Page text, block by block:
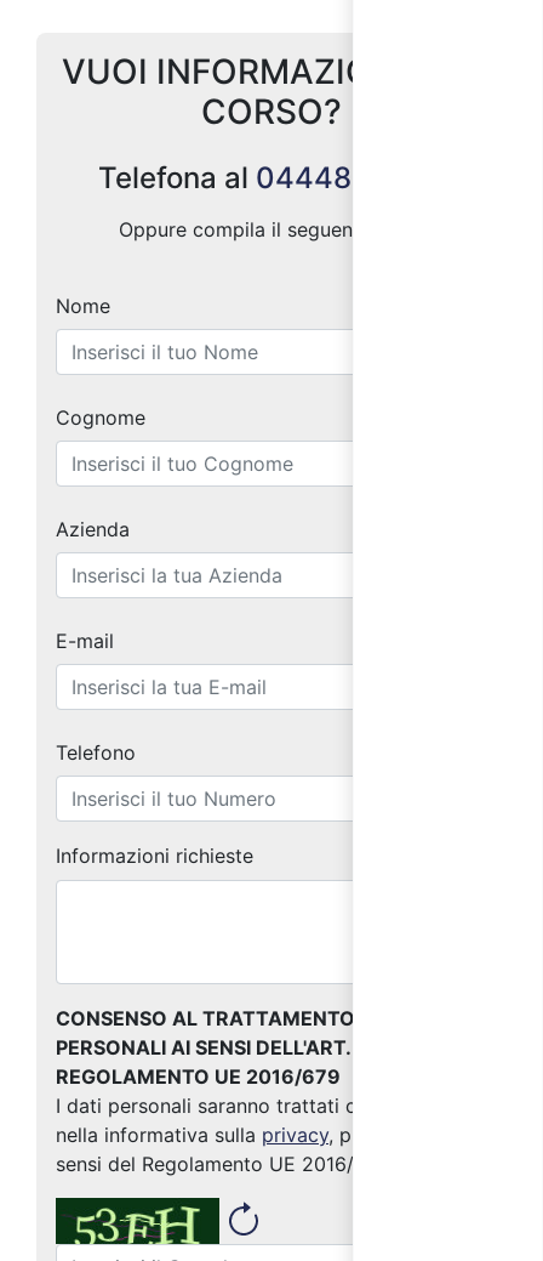
VUOI INFORMAZIONI SUL
CORSO?
Telefona al 0444887004
Oppure compila il seguente form:
Nome
Cognome
Azienda
E-mail
Telefono
Informazioni richieste
CONSENSO AL TRATTAMENTO DEI DATI
PERSONALI AI SENSI DELL'ART. 13 DEL
REGOLAMENTO UE 2016/679
I dati personali saranno trattati come indicato
nella informativa sulla privacy, predisposta ai
sensi del Regolamento UE 2016/679